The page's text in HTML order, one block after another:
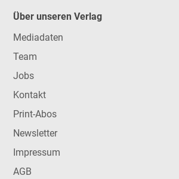
Über unseren Verlag
Mediadaten
Team
Jobs
Kontakt
Print-Abos
Newsletter
Impressum
AGB